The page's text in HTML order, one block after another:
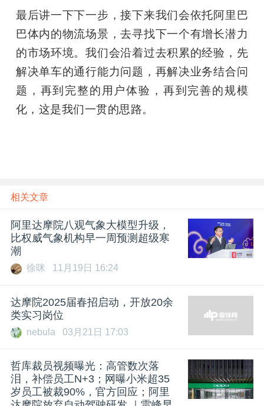
最后讲一下下一步，接下来我们会依托阿里巴
巴体内的物流场景，去寻找下一个有增长潜力
的市场环境。我们会沿着过去积累的经验，先
解决单车的通行能力问题，再解决业务结合问
题，再到完整的用户体验，再到完善的规模
化，这是我们一贯的思路。
相关文章
阿里达摩院八观气象大模型升级，
比权威气象机构早一周预测超级寒
潮
徐咪 11月19日 16:24
达摩院2025届春招启动，开放20余
类实习岗位
nebula 03月21日 17:03
哲库裁员视频曝光：高管数次落
泪，补偿员工N+3；网曝小米超35
岁员工被裁90%，官方回应；阿里